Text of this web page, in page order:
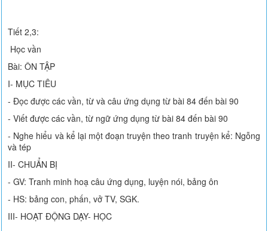
Tiết 2,3:
Học vần
Bài: ÔN TẬP
I- MỤC TIÊU
- Đọc được các vần, từ và câu ứng dụng từ bài 84 đến bài 90
- Viết được các vần, từ ngữ ứng dụng từ bài 84 đến bài 90
- Nghe hiểu và kể lại một đoạn truyện theo tranh truyện kể: Ngỗng
và tép
II- CHUẨN BỊ
- GV: Tranh minh hoạ câu ứng dụng, luyện nói, bảng ôn
- HS: bảng con, phấn, vở TV, SGK.
III- HOẠT ĐỘNG DẠY- HỌC